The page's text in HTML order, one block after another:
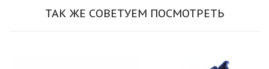
ТАК ЖЕ СОВЕТУЕМ ПОСМОТРЕТЬ